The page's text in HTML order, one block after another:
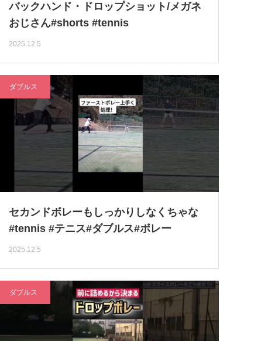
バックハンド・ドロップショット/メガネ
おじさん#shorts #tennis
2025.12.5
ダブルス
セカンドボレーもしっかりしなくちゃな
#tennis #テニス#ダブルス#ボレー
2025.12.5
ダブルス